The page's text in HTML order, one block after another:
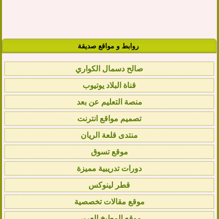
روابط و مواقع صديقة
صالح دسمال الكواري
قناة البلاد يوتيوب
منصة التعليم عن بعد
تصميم مواقع انترنت
منتدى قلعة الريان
موقع تسوق
دورات تدريبية مميزة
قطر لينوكس
موقع مقالات تخصصية